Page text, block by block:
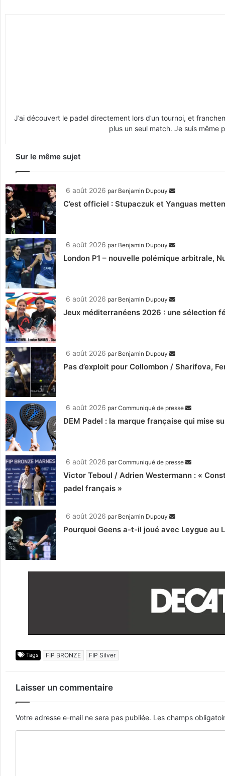
J’ai découvert le padel directement lors d’un tournoi, et
plus un seul match. Je suis même
Sur le même sujet
6 août 2026 par Benjamin Dupouy
C’est officiel : Stupaczuk et Yanguas
6 août 2026 par Benjamin Dupouy
London P1 – nouvelle polémique arbitrale,
6 août 2026 par Benjamin Dupouy
Jeux méditerranéens 2026 : une sélection
6 août 2026 par Benjamin Dupouy
Pas d’exploit pour Collombon / Sharifova,
6 août 2026 parCommuniqué de presse
DEM Padel : la marque française qui mise
6 août 2026 parCommuniqué de presse
Victor Teboul / Adrien Westermann : «
padel français »
6 août 2026 par Benjamin Dupouy
Pourquoi Geens a-t-il joué avec Leygue au
Tags FIP BRONZE FIP Silver
Laisser un commentaire
Votre adresse e-mail ne sera pas publiée. Les champs